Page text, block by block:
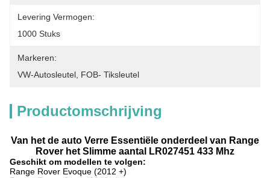
Levering Vermogen:
1000 Stuks
Markeren:
VW-Autosleutel FOB- Tiksleutel
Productomschrijving
Van het de auto Verre Essentiële onderdeel van Range
Rover het Slimme aantal LR027451 433 Mhz
Geschikt om modellen te volgen:
Range Rover Evoque (2012 +)